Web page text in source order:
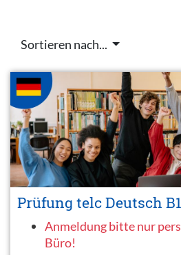
Sortieren nach...
Prüfung telc Deutsch
Anmeldung bitte nur
Büro!